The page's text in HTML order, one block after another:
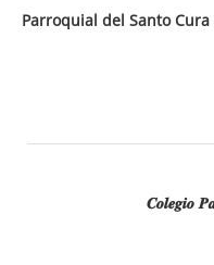
Parroquial del Santo Cura
𝑪𝒐𝒍𝒆𝒈𝒊𝒐